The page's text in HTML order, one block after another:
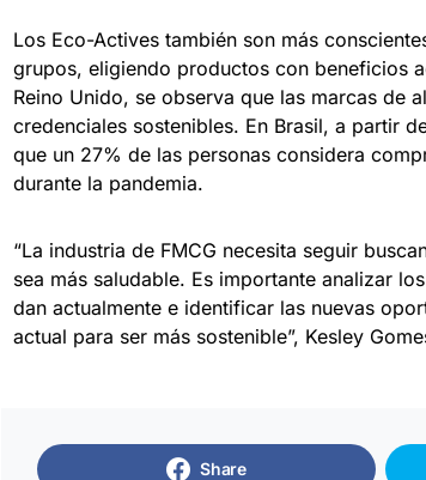
Los Eco-Actives también son más
grupos, eligiendo productos con beneficios
Reino Unido, se observa que las marcas de
credenciales sostenibles. En Brasil, a partir
que un 27% de las personas considera
durante la pandemia.
“La industria de FMCG necesita seguir
sea más saludable. Es importante analizar
dan actualmente e identificar las nuevas
actual para ser más sostenible”, Kesley
Share